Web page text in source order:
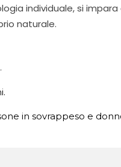
individuale, si
naturale.
in sovrappeso e